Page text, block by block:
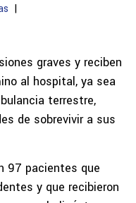
|
graves y reciben
al hospital, ya sea
terrestre,
de sobrevivir a sus
97 pacientes que
y que recibieron